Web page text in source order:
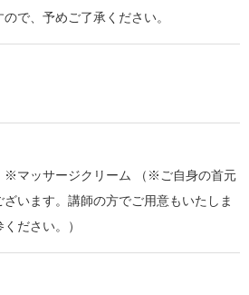
で、予めご了承ください。
※マッサージクリーム （※ご自身の首元
います。講師の方でご用意もいたしま
ださい。）